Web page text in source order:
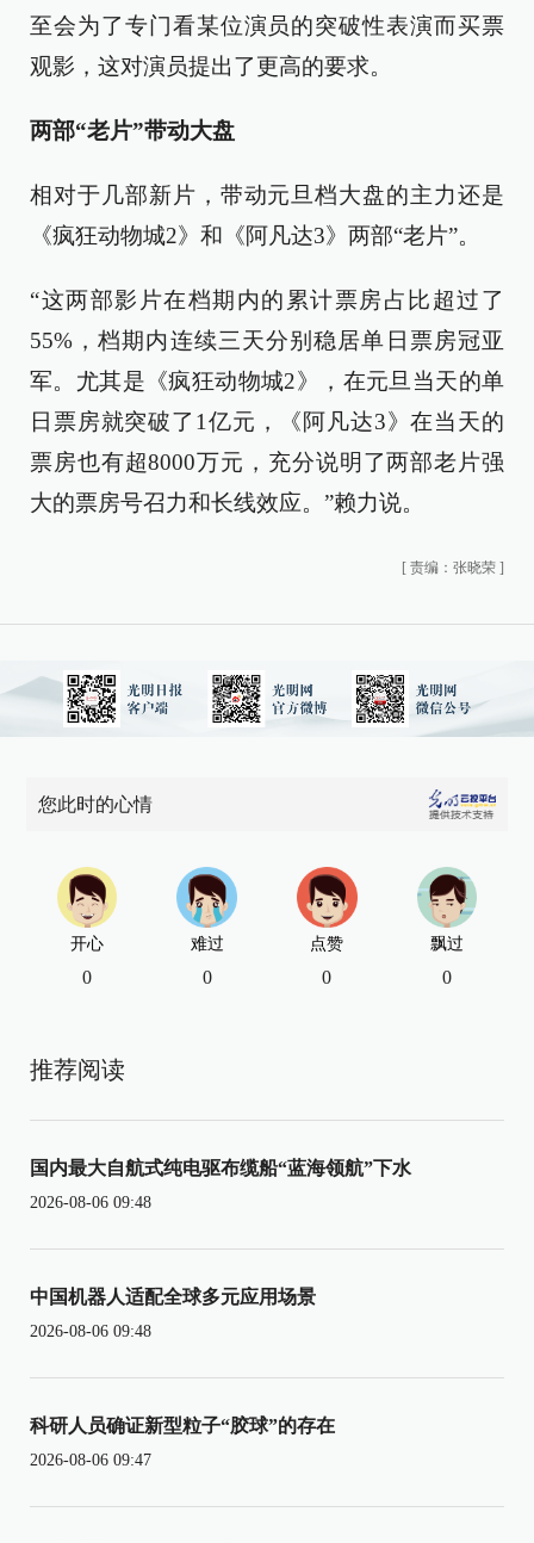
至会为了专门看某位演员的突破性表演而买票
观影，这对演员提出了更高的要求。
两部“老片”带动大盘
相对于几部新片，带动元旦档大盘的主力还是
《疯狂动物城2》和《阿凡达3》两部“老片”。
“这两部影片在档期内的累计票房占比超过了
55%，档期内连续三天分别稳居单日票房冠亚
军。尤其是《疯狂动物城2》，在元旦当天的单
日票房就突破了1亿元，《阿凡达3》在当天的
票房也有超8000万元，充分说明了两部老片强
大的票房号召力和长线效应。”赖力说。
[ 责编：张晓荣 ]
您此时的心情
开心
0
难过
0
点赞
0
飘过
0
推荐阅读
国内最大自航式纯电驱布缆船“蓝海领航”下水
2026-08-06 09:48
中国机器人适配全球多元应用场景
2026-08-06 09:48
科研人员确证新型粒子“胶球”的存在
2026-08-06 09:47